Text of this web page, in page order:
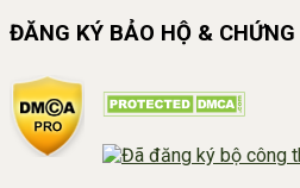
ĐĂNG KÝ BẢO HỘ &